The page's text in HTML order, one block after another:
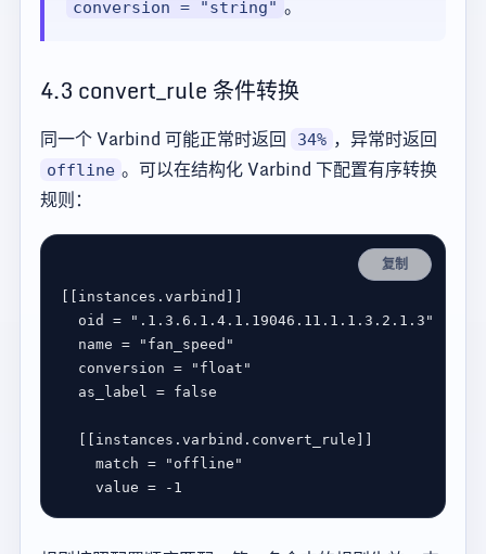
conversion = "string" 。
4.3 convert_rule 条件转换
同一个 Varbind 可能正常时返回 34% ，异常时返回
offline 。可以在结构化 Varbind 下配置有序转换
规则：
复制
instances . varbind
oid
=
".1.3.6.1.4.1.19046.11.1.1.3.2.1.3"
name =
"fan_speed"
conversion =
"float"
as_label = false
instances . varbind . convert_rule
match =
"offline"
value = -1